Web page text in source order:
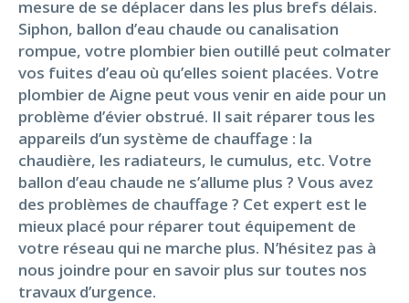
mesure de se déplacer dans les plus brefs délais.
Siphon, ballon d’eau chaude ou canalisation
rompue, votre plombier bien outillé peut colmater
vos fuites d’eau où qu’elles soient placées. Votre
plombier de Aigne peut vous venir en aide pour un
problème d’évier obstrué. Il sait réparer tous les
appareils d’un système de chauffage : la
chaudière, les radiateurs, le cumulus, etc. Votre
ballon d’eau chaude ne s’allume plus ? Vous avez
des problèmes de chauffage ? Cet expert est le
mieux placé pour réparer tout équipement de
votre réseau qui ne marche plus. N’hésitez pas à
nous joindre pour en savoir plus sur toutes nos
travaux d’urgence.